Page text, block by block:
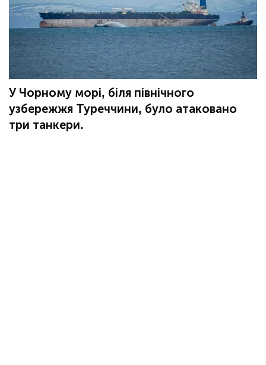
У Чорному морі, біля північного
узбережжя Туреччини, було атаковано
три танкери.